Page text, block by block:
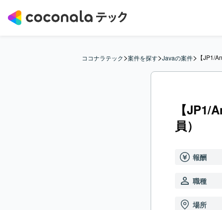
ココナラテック>案件を探す>Javaの案件> 【JP1/
【JP1/
員）
報酬
職種
場所